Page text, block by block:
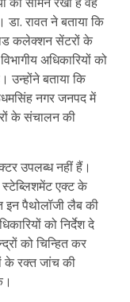
रावत ने बताया कि
कलेक्शन सेंटरों के
अधिकारियों को
उन्होंने बताया कि
नगर जनपद में
के संचालन की
उपलब्ध नहीं हैं।
स्टेब्लिशमेंट एक्ट के
पैथोलॉजी लैब की
को निर्देश दे
को चिन्हित कर
के रक्त जांच की